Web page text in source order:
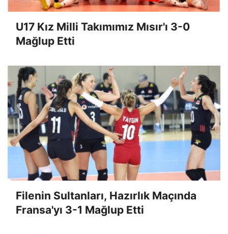
U17 Kız Milli Takımımız Mısır'ı 3-0
Mağlup Etti
Filenin Sultanları, Hazırlık Maçında
Fransa'yı 3-1 Mağlup Etti